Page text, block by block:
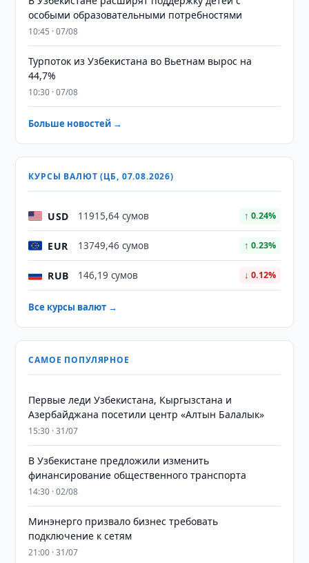
особыми образовательными потребностями
10:45 · 07/08
Турпоток из Узбекистана во Вьетнам вырос на
44,7%
10:30 · 07/08
Больше новостей →
КУРСЫ ВАЛЮТ (ЦБ, 07.08.2026)
USD 11915,64 сумов ↑ 0.24%
EUR 13749,46 сумов ↑ 0.23%
RUB 146,19 сумов ↓ 0.12%
Все курсы валют →
САМОЕ ПОПУЛЯРНОЕ
Первые леди Узбекистана, Кыргызстана и
Азербайджана посетили центр «Алтын Балалык»
15:30 · 31/07
В Узбекистане предложили изменить
финансирование общественного транспорта
14:30 · 02/08
Минэнерго призвало бизнес требовать
подключение к сетям
21:00 · 31/07